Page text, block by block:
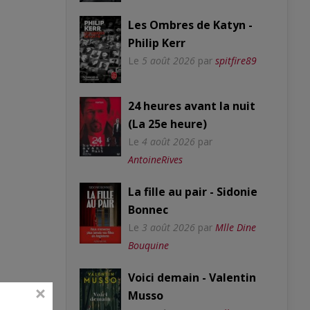
Les Ombres de Katyn -
Philip Kerr
Le 5 août 2026 par spitfire89
24 heures avant la nuit
(La 25e heure)
Le 4 août 2026 par
AntoineRives
La fille au pair - Sidonie
Bonnec
Le 3 août 2026 par Mlle Dine
Bouquine
Voici demain - Valentin
Musso